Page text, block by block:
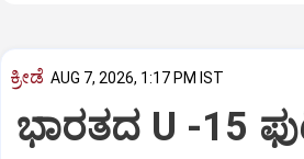
ಕ್ರೀಡೆ AUG 7, 2026, 1:17 PM IST
ಭಾರತದ U -15